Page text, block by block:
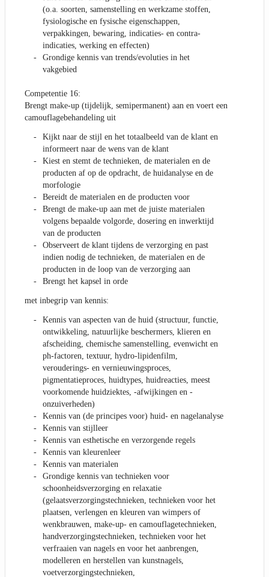
(o.a. soorten, samenstelling en werkzame stoffen,
fysiologische en fysische eigenschappen,
verpakkingen, bewaring, indicaties- en contra-
indicaties, werking en effecten)
Grondige kennis van trends/evoluties in het
vakgebied
Competentie 16:
Brengt make-up (tijdelijk, semipermanent) aan en voert een
camouflagebehandeling uit
Kijkt naar de stijl en het totaalbeeld van de klant en
informeert naar de wens van de klant
Kiest en stemt de technieken, de materialen en de
producten af op de opdracht, de huidanalyse en de
morfologie
Bereidt de materialen en de producten voor
Brengt de make-up aan met de juiste materialen
volgens bepaalde volgorde, dosering en inwerktijd
van de producten
Observeert de klant tijdens de verzorging en past
indien nodig de technieken, de materialen en de
producten in de loop van de verzorging aan
Brengt het kapsel in orde
met inbegrip van kennis:
Kennis van aspecten van de huid (structuur, functie,
ontwikkeling, natuurlijke beschermers, klieren en
afscheiding, chemische samenstelling, evenwicht en
ph-factoren, textuur, hydro-lipidenfilm,
verouderings- en vernieuwingsproces,
pigmentatieproces, huidtypes, huidreacties, meest
voorkomende huidziektes, -afwijkingen en -
onzuiverheden)
Kennis van (de principes voor) huid- en nagelanalyse
Kennis van stijlleer
Kennis van esthetische en verzorgende regels
Kennis van kleurenleer
Kennis van materialen
Grondige kennis van technieken voor
schoonheidsverzorging en relaxatie
(gelaatsverzorgingstechnieken, technieken voor het
plaatsen, verlengen en kleuren van wimpers of
wenkbrauwen, make-up- en camouflagetechnieken,
handverzorgingstechnieken, technieken voor het
verfraaien van nagels en voor het aanbrengen,
modelleren en herstellen van kunstnagels,
voetverzorgingstechnieken,